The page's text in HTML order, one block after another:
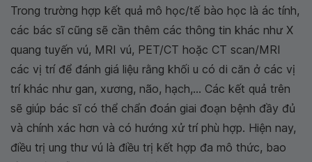
Trong trường hợp kết quả mô học/tế bào học là ác tính,
các bác sĩ cũng sẽ cần thêm các thông tin khác như X
quang tuyến vú, MRI vú, PET/CT hoặc CT scan/MRI
các vị trí để đánh giá liệu rằng khối u có di căn ở các vị
trí khác như gan, xương, não, hạch,... Các kết quả trên
sẽ giúp bác sĩ có thể chẩn đoán giai đoạn bệnh đầy đủ
và chính xác hơn và có hướng xử trí phù hợp. Hiện nay,
điều trị ung thư vú là điều trị kết hợp đa mô thức, bao